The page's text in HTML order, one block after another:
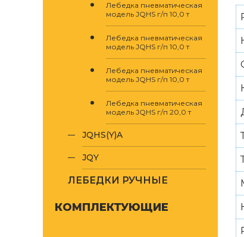
Лебедка пневматическая
модель JQHS г/п 10,0 т
Лебедка пневматическая
модель JQHS г/п 10,0 т
Лебедка пневматическая
модель JQHS г/п 10,0 т
Лебедка пневматическая
модель JQHS г/п 20,0 т
JQHS(Y)A
JQY
ЛЕБЕДКИ РУЧНЫЕ
КОМПЛЕКТУЮЩИЕ